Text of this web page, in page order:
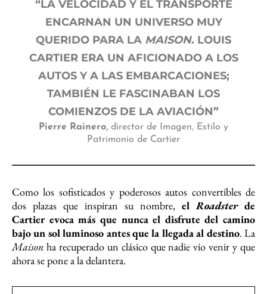
“LA VELOCIDAD Y EL TRANSPORTE
ENCARNAN UN UNIVERSO MUY
QUERIDO PARA LA MAISON. LOUIS
CARTIER ERA UN AFICIONADO A LOS
AUTOS Y A LAS EMBARCACIONES;
TAMBIÉN LE FASCINABAN LOS
COMIENZOS DE LA AVIACIÓN”
Pierre Rainero, director de Imagen, Estilo y
Patrimonio de Cartier
Como los sofisticados y poderosos autos convertibles de
dos plazas que inspiran su nombre, el Roadsterde
Cartier evoca más que nunca el disfrute del camino
bajo un sol luminoso antes que la llegada al destino. La
Maison ha recuperado un clásico que nadie vio venir y que
ahora se pone a la delantera.